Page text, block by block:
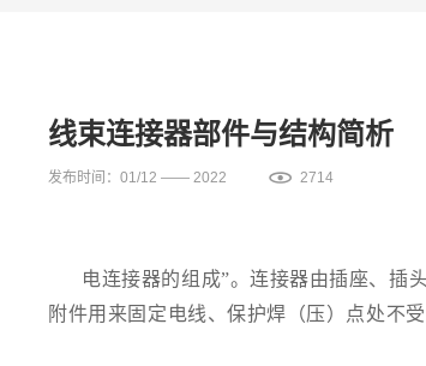
线束连接器部件与结构简析
发布时间：01/12 —— 2022 2714
电连接器的组成”。连接器由插座、插
附件用来固定电线、保护焊（压）点处不